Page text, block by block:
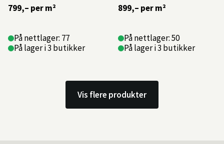
det
ønsker.
Lek
799,– per m²
På nettlager: 77
På lager i 3 butikker
899,– per m²
På nettlager: 50
På lager i 3 butikker
Vis flere produkter